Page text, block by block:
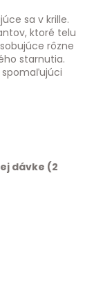
sa v krille.
ktoré telu
rôzne
starnutia.
dávke (2